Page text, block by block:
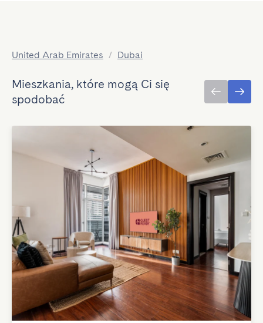
United Arab Emirates / Dubai
Mieszkania, które mogą Ci się
spodobać